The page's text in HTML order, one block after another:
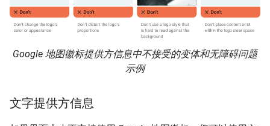
Google 地图徽标提供方信息中不接受的变体和无障碍问题
示例
文字提供方信息